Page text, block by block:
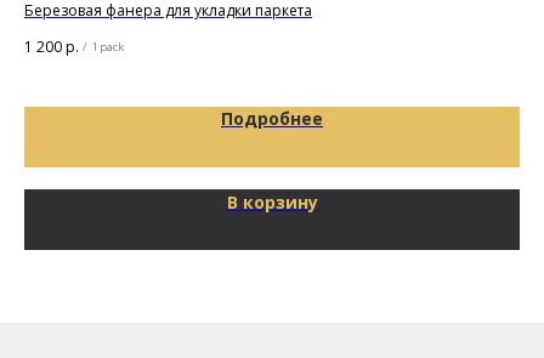
Березовая фанера для укладки паркета
1 200р. / 1 pack
Подробнее
В корзину